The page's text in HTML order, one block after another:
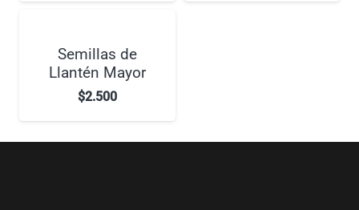
Semillas de
Llantén Mayor
$2.500